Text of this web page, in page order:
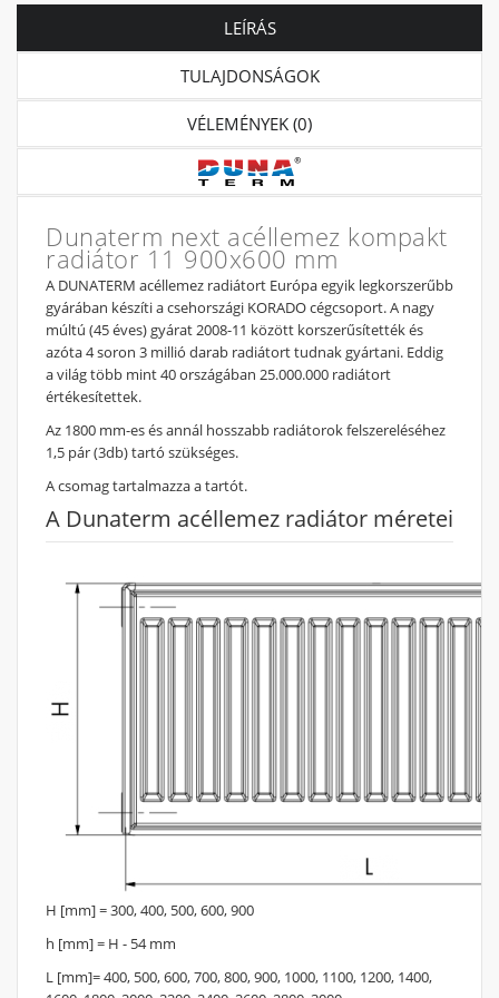
Hagyományos, egyoldali bekötési mód
Keresztirányú bekötési mód - akkor érdemes ezt a bekötési módot
választani, ha a radiátor hossza nagyobb, mint a magasságának a
háromszorosa (L > Hx3)
LEÍRÁS
TULAJDONSÁGOK
VÉLEMÉNYEK (0)
Dunaterm next acéllemez kompakt
radiátor 11 900x600 mm
A DUNATERM acéllemez radiátort Európa egyik legkorszerűbb
gyárában készíti a csehországi KORADO cégcsoport. A nagy
múltú (45 éves) gyárat 2008-11 között korszerűsítették és
azóta 4 soron 3 millió darab radiátort tudnak gyártani. Eddig
a világ több mint 40 országában 25.000.000 radiátort
értékesítettek.
Az 1800 mm-es és annál hosszabb radiátorok felszereléséhez
1,5 pár (3db) tartó szükséges.
A csomag tartalmazza a tartót.
A Dunaterm acéllemez radiátor méretei
H [mm] = 300, 400, 500, 600, 900
h [mm] = H - 54 mm
L [mm]= 400, 500, 600, 700, 800, 900, 1000, 1100, 1200, 1400,